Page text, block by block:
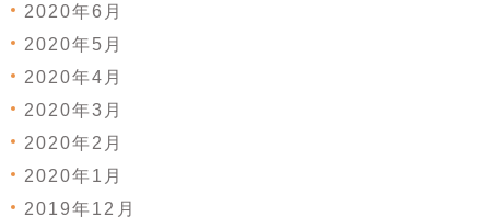
2020年6月
2020年5月
2020年4月
2020年3月
2020年2月
2020年1月
2019年12月